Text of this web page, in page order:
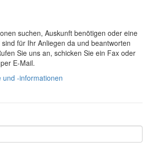
suchen, Auskunft benötigen oder eine
für Ihr Anliegen da und beantworten
Sie uns an, schicken Sie ein Fax oder
E-Mail.
und -informationen